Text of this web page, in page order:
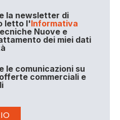
la newsletter di
letto l'Informativa
Nuove e
dei miei dati
le comunicazioni su
commerciali e